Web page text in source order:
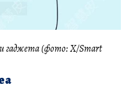
гаджета (фото: X/Smart